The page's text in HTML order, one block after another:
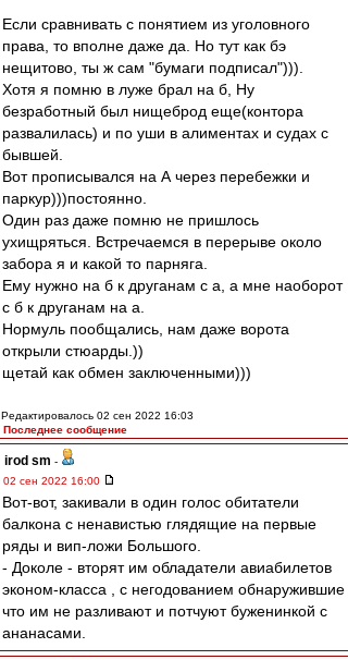
Если сравнивать с понятием из уголовного
права, то вполне даже да. Но тут как бэ
нещитово, ты ж сам "бумаги подписал"))).
Хотя я помню в луже брал на б, Ну
безработный был нищеброд еще(контора
развалилась) и по уши в алиментах и судах с
бывшей.
Вот прописывался на А через перебежки и
паркур)))постоянно.
Один раз даже помню не пришлось
ухищряться. Встречаемся в перерыве около
забора я и какой то парняга.
Ему нужно на б к друганам с а, а мне наоборот
с б к друганам на а.
Нормуль пообщались, нам даже ворота
открыли стюарды.))
щетай как обмен заключенными)))
Редактировалось 02 сен 2022 16:03
Последнее сообщение
irod sm -
02 сен 2022 16:00
Вот-вот, закивали в один голос обитатели
балкона с ненавистью глядящие на первые
ряды и вип-ложи Большого.
- Доколе - вторят им обладатели авиабилетов
эконом-класса , с негодованием обнаружившие
что им не разливают и потчуют буженинкой с
ананасами.